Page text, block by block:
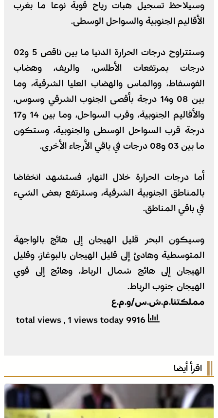
وسيلاحظ تسجيل هبات رياح قوية نوعا ما بغرب
الأقاليم الجنوبية والسواحل الوسطى.
وستتراوح درجات الحرارة الدنيا ما بين ناقص 5 و02
درجات بمرتفعات الأطلس، والريف، وهضاب
الفوسفاط، ووالماس والهضاب العليا الشرقية، وما
بين 08 و14 درجة بأقصى الجنوب الشرقي وسوس،
والأقاليم الجنوبية، وقرب السواحل، وما بين 14 و17
درجة قرب السواحل الوسطى والجنوبية، وستكون
ما بين 03 و08 درجات في باقي الأرجاء الأخرى.
أما درجات الحرارة خلال النهار، فستشهد انخفاضا
بالمناطق الجنوبية الشرقية، وسترتفع بعض الشيء
في باقي المناطق.
وسيكون البحر قليل الهيجان إلى هائج بالواجهة
المتوسطية وهادئ إلى قليل الهيجان بالبوغاز، وقليل
الهيجان إلى هائج شمال الرباط، وهائج إلى قوي
الهيجان جنوب الرباط.
مملكتنا.م.ش.س/و.م.ع
, 1 views today
اقرأ أيضا